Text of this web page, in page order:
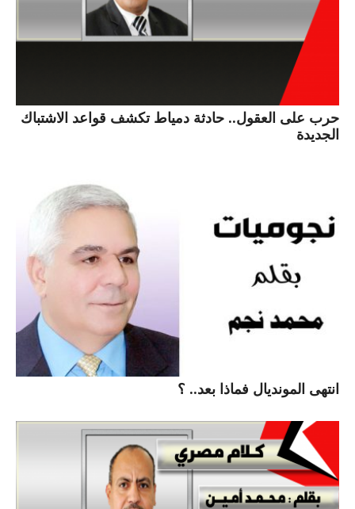
حرب على العقول.. حادثة دمياط تكشف قواعد الاشتباك
الجديدة
انتهى المونديال فماذا بعد.. ؟